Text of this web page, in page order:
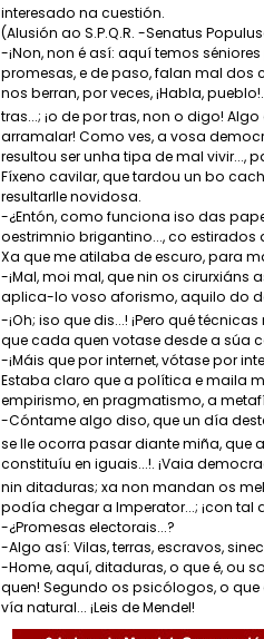
interesado na cuestión.
(Alusión ao S.P.Q.R. -Senatus
-¡Non, non é así: aquí temos
promesas, e de paso, falan mal dos
nos berran, por veces, ¡Habla,
tras...; ¡o de por tras, non o digo!
arramalar! Como ves, a vosa
resultou ser unha tipa de mal vivir...,
Fíxeno cavilar, que tardou un bo
resultarlle novidosa.
-¿Entón, como funciona iso das
oestrimnio brigantino..., co estirados
Xa que me atilaba de escuro, para
-¡Mal, moi mal, que nin os cirurxiáns
aplica-lo voso aforismo, aquilo do
-¡Oh; iso que dis...! ¡Pero qué
que cada quen votase desde a súa
-¡Máis que por internet, vótase por
Estaba claro que a política e maila
empirismo, en pragmatismo, a
-Cóntame algo diso, que un día
se lle ocorra pasar diante miña, que
constituíu en iguais...!. ¡Vaia
nin ditaduras; xa non mandan os
podía chegar a Imperator...; ¡con tal
-¿Promesas electorais...?
-Algo así: Vilas, terras, escravos,
-Home, aquí, ditaduras, o que é, ou
quen! Segundo os psicólogos, o
vía natural... ¡Leis de Mendel!